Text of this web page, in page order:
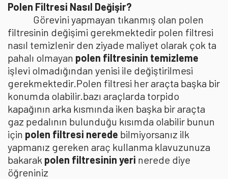
Polen Filtresi Nasıl Değişir?
Görevini yapmayan tıkanmış olan polen
filtresinin değişimi gerekmektedir polen filtresi
nasıl temizlenir den ziyade maliyet olarak çok ta
pahalı olmayan polen filtresinin temizleme
işlevi olmadığından yenisi ile değiştirilmesi
gerekmektedir.Polen filtresi her araçta başka bir
konumda olabilir.bazı araçlarda torpido
kapağının arka kısmında iken başka bir araçta
gaz pedalının bulunduğu kısımda olabilir bunun
için polen filtresi nerede bilmiyorsanız ilk
yapmanız gereken araç kullanma klavuzunuza
bakarak polen filtresinin yeri nerede diye
öğreniniz